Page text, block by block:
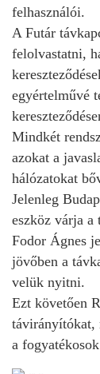
felhasználói.
A Futár
felolvastatni,
egyértelművé
Mindkét
azokat a
hálózatokat
Jelenleg
eszköz várja a
Fodor Ágnes
jövőben a
velük nyitni.
Ezt követően
távirányítókat,
a